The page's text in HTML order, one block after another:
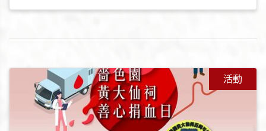
活動